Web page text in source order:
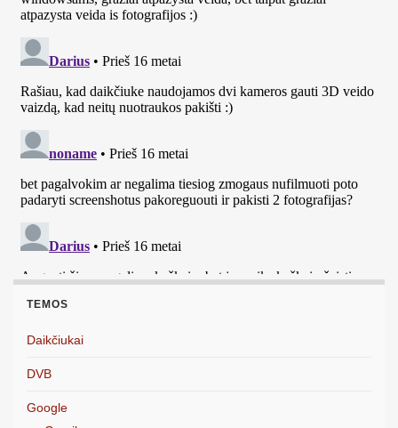
TEMOS
Daikčiukai
DVB
Google